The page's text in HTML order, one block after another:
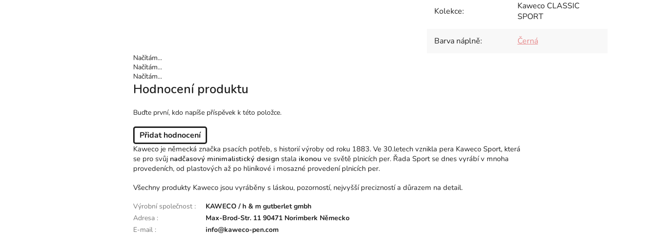
Kolekce:
Kaweco CLASSIC
SPORT
Barva náplně: Černá
Načítám...
Načítám...
Načítám...
Hodnocení produktu
Buďte první, kdo napíše příspěvek k této položce.
Přidat hodnocení
Kaweco je německá značka psacích potřeb, s historií výroby od roku 1883. Ve 30.letech vznikla pera Kaweco Sport, která
se pro svůj nadčasový minimalistický design stala ikonou ve světě plnicích per. Řada Sport se dnes vyrábí v mnoha
provedeních, od plastových až po hliníkové i mosazné provedení plnicích per.
Všechny produkty Kaweco jsou vyráběny s láskou, pozorností, nejvyšší precizností a důrazem na detail.
Výrobní společnost :
KAWECO / h & m gutberlet gmbh
Adresa :
Max-Brod-Str. 11 90471 Norimberk Německo
E-mail : info@kaweco-pen.com